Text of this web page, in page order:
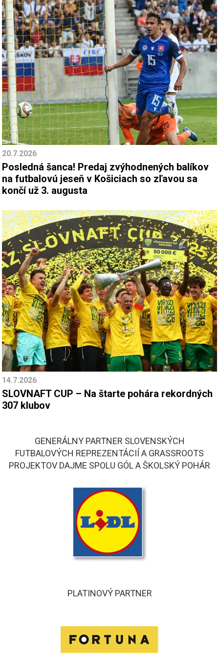
20.7.2026
Posledná šanca! Predaj zvýhodnených balíkov
na futbalovú jeseň v Košiciach so zľavou sa
končí už 3. augusta
14.7.2026
SLOVNAFT CUP – Na štarte pohára rekordných
307 klubov
GENERÁLNY PARTNER SLOVENSKÝCH
FUTBALOVÝCH REPREZENTÁCIÍ A GRASSROOTS
PROJEKTOV DAJME SPOLU GÓL A ŠKOLSKÝ POHÁR
PLATINOVÝ PARTNER